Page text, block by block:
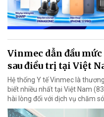
Vinmec dẫn đầu
sau điều trị tại Việt
Hệ thống Y tế Vinmec là
biết nhiều nhất tại Việt Nam
hài lòng đối với dịch vụ chăm